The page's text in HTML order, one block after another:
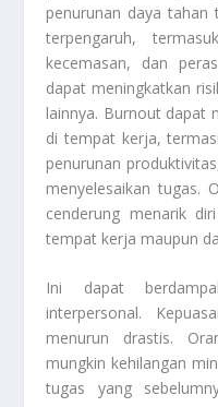
penurunan daya tahan
terpengaruh,
kecemasan, dan
dapat meningkatkan
lainnya. Burnout dapat
di tempat kerja,
penurunan
menyelesaikan tugas.
cenderung menarik
tempat kerja maupun
Ini dapat
interpersonal.
menurun drastis.
mungkin kehilangan
tugas yang